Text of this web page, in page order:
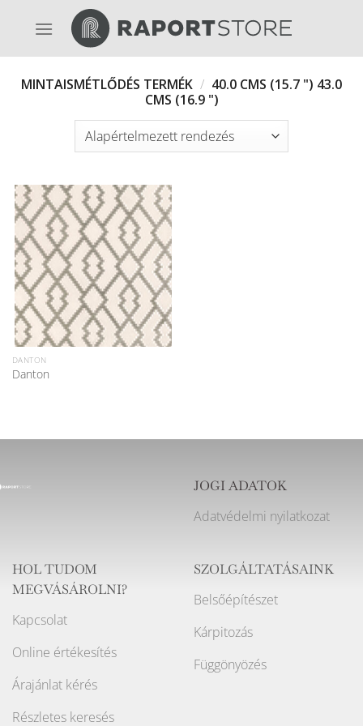
MINTAISMÉTLŐDÉS TERMÉK / 40.0 CMS (15.7 ") 43.0
CMS (16.9 ")
DANTON
Danton
JOGI ADATOK
Adatvédelmi nyilatkozat
HOL TUDOM
MEGVÁSÁROLNI?
Kapcsolat
Online értékesítés
Árajánlat kérés
Részletes keresés
SZOLGÁLTATÁSAINK
Belsőépítészet
Kárpitozás
Függönyözés